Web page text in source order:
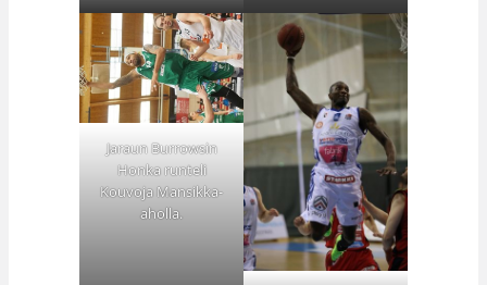
Jaraun Burrowsin
Honka runteli
Kouvoja Mansikka-
aholla.